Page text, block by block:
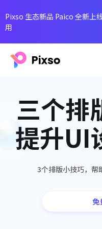
Pixso 生态新品 Paico 全新上
用
三个排
提升UI
3个排版小技巧，帮
免